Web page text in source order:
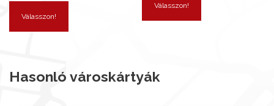
Válasszon!
Válasszon!
Hasonló városkártyák